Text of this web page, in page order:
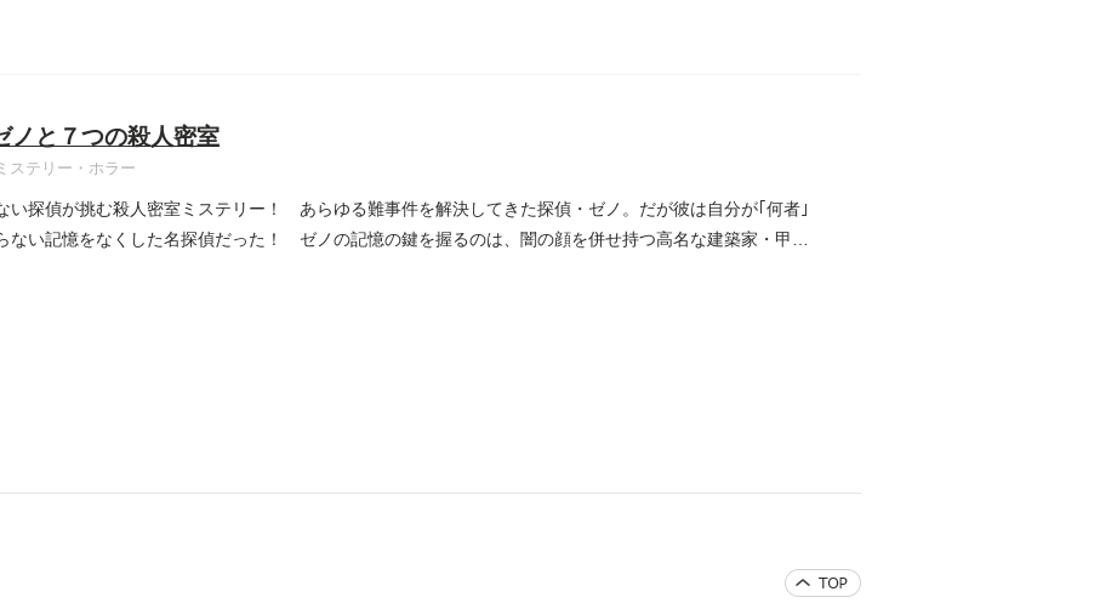
ノと７つの殺人密室
ステリー・ホラー
い探偵が挑む殺人密室ミステリー！ あらゆる難事件を解決してきた探偵・ゼノ。だが彼は自分が｢何者｣
ない記憶をなくした名探偵だった！ ゼノの記憶の鍵を握るのは、闇の顔を併せ持つ高名な建築家・甲斐